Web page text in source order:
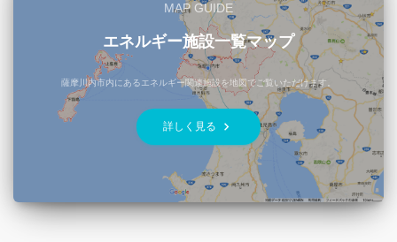
MAP GUIDE
エネルギー施設一覧マップ
薩摩川内市内にあるエネルギー関連施設を地図でご覧いただけます。
詳しく見る keyboard_arrow_right